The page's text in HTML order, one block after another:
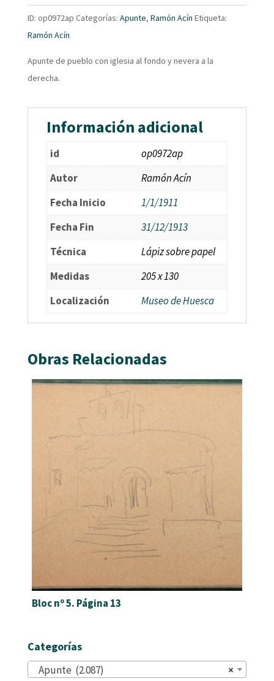
ID: op0972ap Categorías: Apunte, Ramón Acín Etiqueta:
Ramón Acín
Apunte de pueblo con iglesia al fondo y nevera a la
derecha.
Información adicional
id
op0972ap
Autor
Ramón Acín
Fecha Inicio
1/1/1911
Fecha Fin
31/12/1913
Técnica
Lápiz sobre papel
Medidas
205 x 130
Localización
Museo de Huesca
Obras Relacionadas
Bloc nº 5. Página 13
Categorías
×
Apunte (2.087)